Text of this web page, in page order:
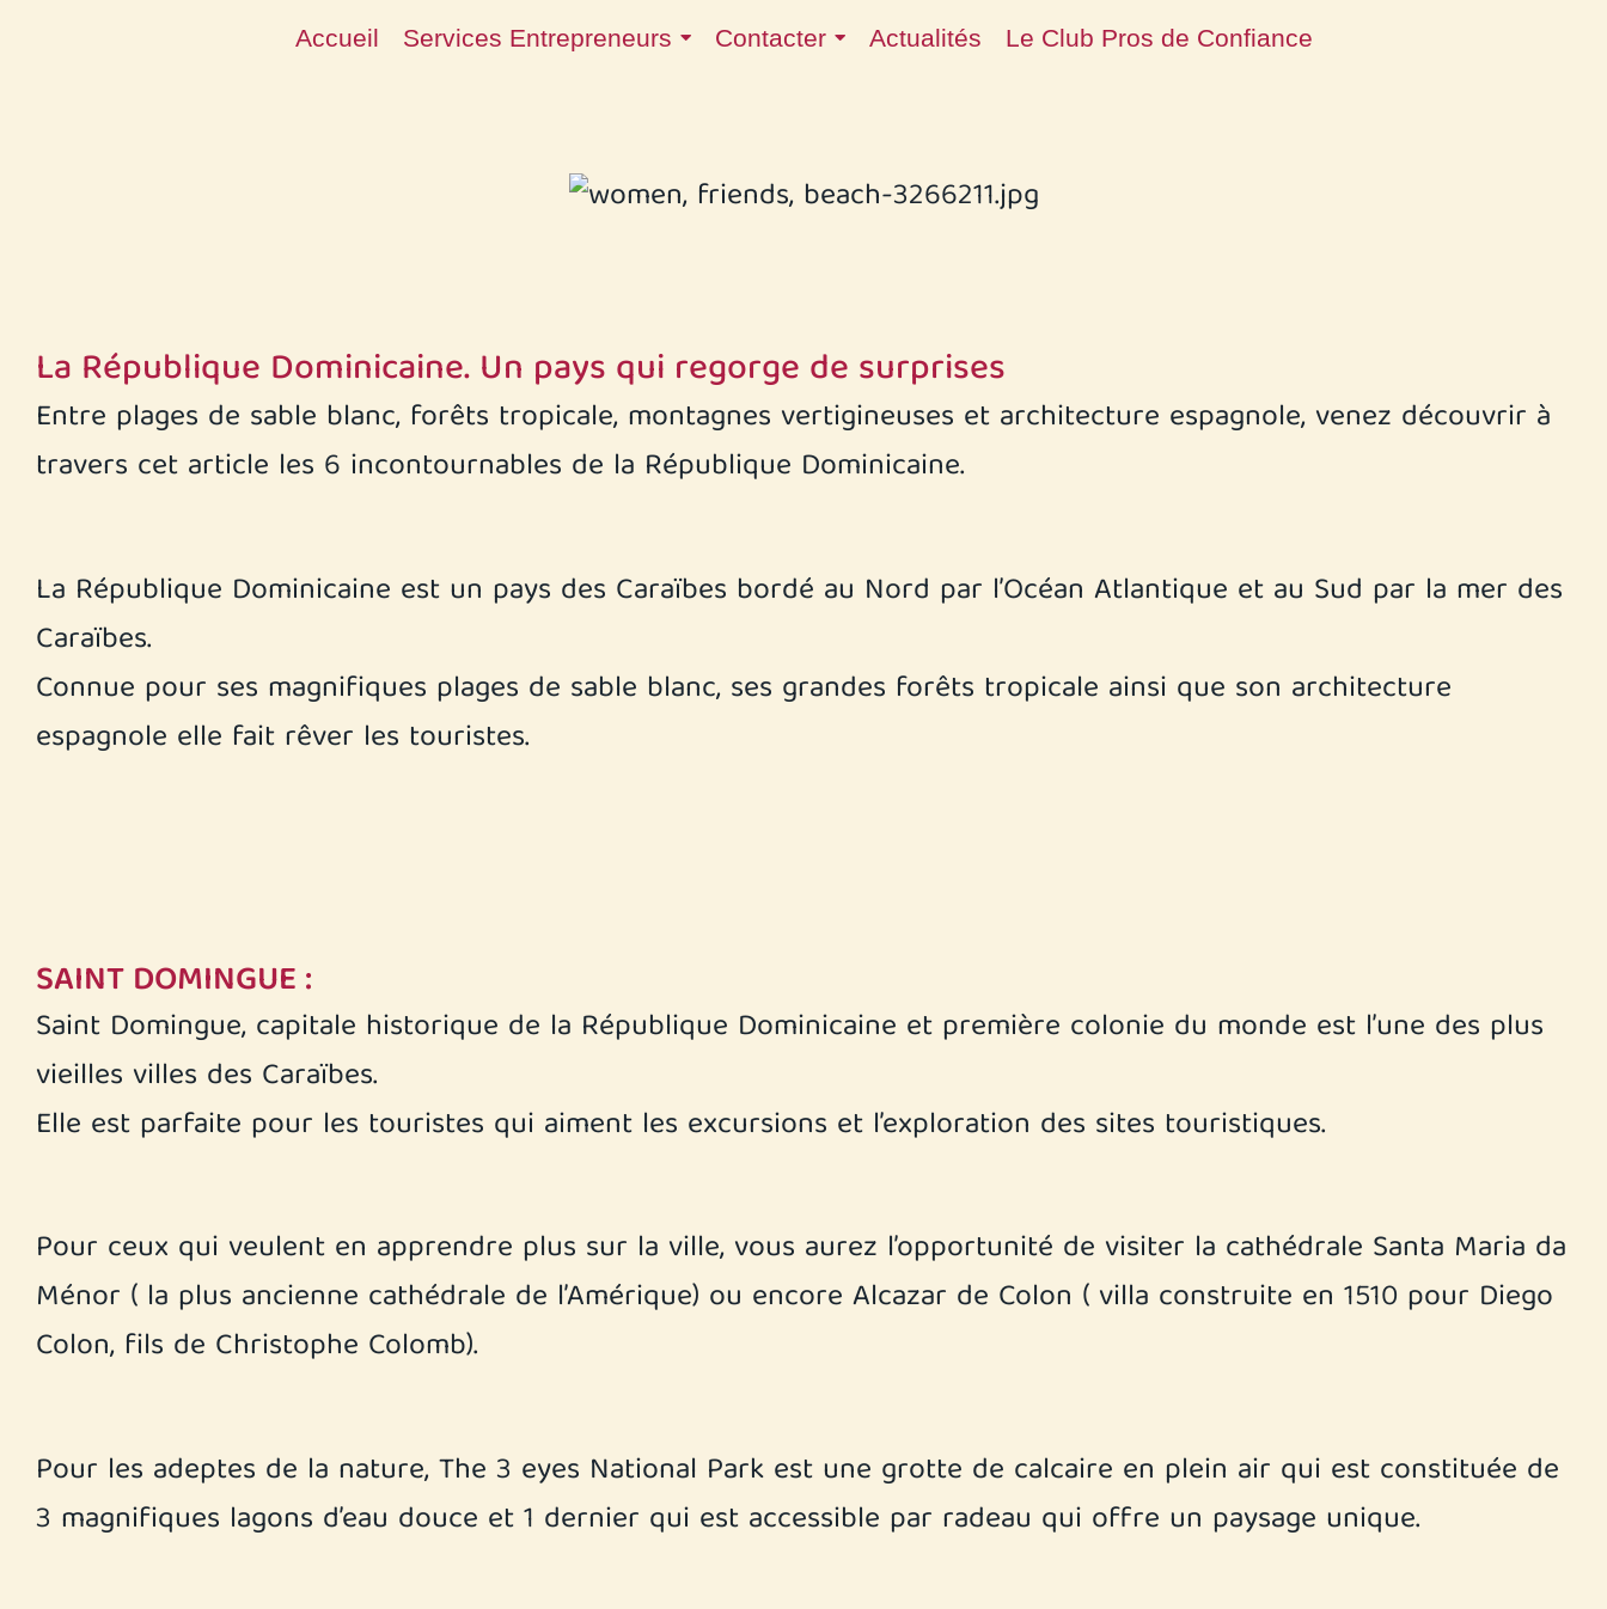
Accueil Services Entrepreneurs Contacter Actualités Le Club Pros de Confiance
La République Dominicaine. Un pays qui regorge de surprises
Entre plages de sable blanc, forêts tropicale, montagnes vertigineuses et architecture espagnole, venez découvrir à
travers cet article les 6 incontournables de la République Dominicaine.
La République Dominicaine est un pays des Caraïbes bordé au Nord par l’Océan Atlantique et au Sud par la mer des
Caraïbes.
Connue pour ses magnifiques plages de sable blanc, ses grandes forêts tropicale ainsi que son architecture
espagnole elle fait rêver les touristes.
SAINT DOMINGUE :
Saint Domingue, capitale historique de la République Dominicaine et première colonie du monde est l’une des plus
vieilles villes des Caraïbes.
Elle est parfaite pour les touristes qui aiment les excursions et l’exploration des sites touristiques.
Pour ceux qui veulent en apprendre plus sur la ville, vous aurez l’opportunité de visiter la cathédrale Santa Maria da
Ménor ( la plus ancienne cathédrale de l’Amérique) ou encore Alcazar de Colon ( villa construite en 1510 pour Diego
Colon, fils de Christophe Colomb).
Pour les adeptes de la nature, The 3 eyes National Park est une grotte de calcaire en plein air qui est constituée de
3 magnifiques lagons d’eau douce et 1 dernier qui est accessible par radeau qui offre un paysage unique.